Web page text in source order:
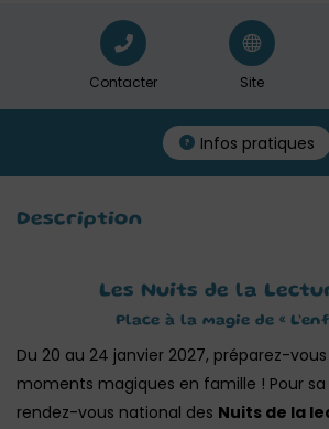
Contacter Site
Infos pratiques
Description
Les Nuits de la
Place à la magie de «
Du 20 au 24 janvier 2027, préparez-
moments magiques en famille ! Pour sa
rendez-vous national des Nuits de la